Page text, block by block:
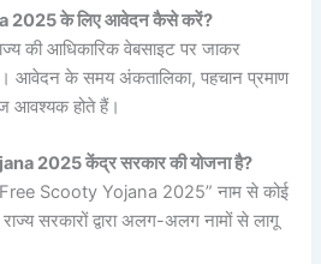
2025केलिएआवेदनकैसेकरें?
की आधिकारिक वेबसाइट पर जाकर
के समय अंकतालिका, पहचान प्रमाण
आवश्यक होते हैं।
2025केंद्रसरकारकीयोजनाहै?
“Free Scooty Yojana 2025” नाम से कोई
सरकारों द्वारा अलग-अलग नामों से लागू